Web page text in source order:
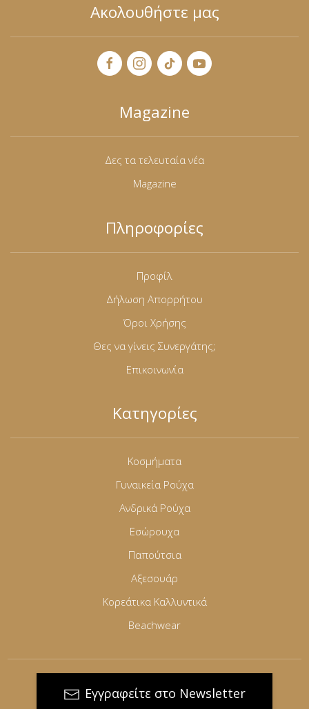
Ακολουθήστε μας
Magazine
Δες τα τελευταία νέα
Magazine
Πληροφορίες
Προφίλ
Δήλωση Απορρήτου
Όροι Χρήσης
Θες να γίνεις Συνεργάτης;
Επικοινωνία
Κατηγορίες
Κοσμήματα
Γυναικεία Ρούχα
Ανδρικά Ρούχα
Εσώρουχα
Παπούτσια
Αξεσουάρ
Κορεάτικα Καλλυντικά
Beachwear
Εγγραφείτε στο Newsletter